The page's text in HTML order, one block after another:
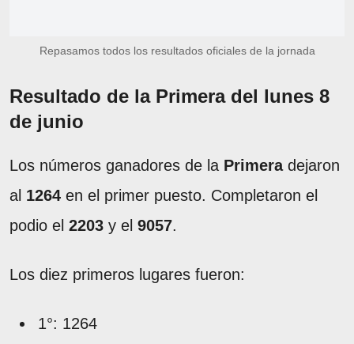
Repasamos todos los resultados oficiales de la jornada
Resultado de la Primera del lunes 8
de junio
Los números ganadores de la Primeradejaron
al 1264 en el primer puesto. Completaron el
podio el 2203 y el 9057.
Los diez primeros lugares fueron:
1°: 1264